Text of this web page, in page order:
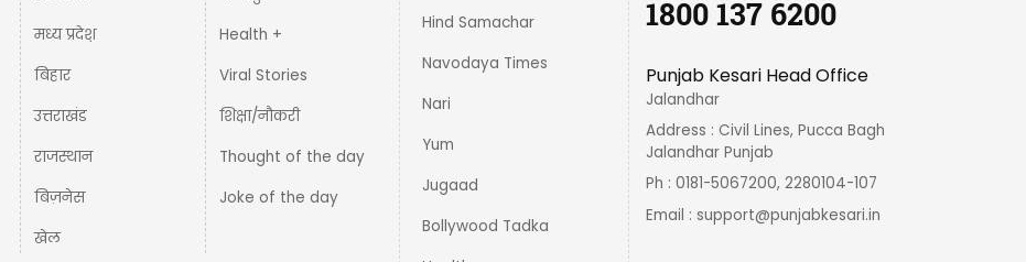
मध्य प्रदेश़
बिहार
उत्तराखंड
राजस्थान
बिज़नेस
खेल
Health +
Viral Stories
शिक्षा/नौकरी
Thought of the day
Joke of the day
Hind Samachar
Navodaya Times
Nari
Yum
Jugaad
Bollywood Tadka
1800 137 6200
Punjab Kesari Head Office
Jalandhar
Address : Civil Lines, Pucca Bagh
Jalandhar Punjab
Ph : 0181-5067200, 2280104-107
Email :support@punjabkesari.in